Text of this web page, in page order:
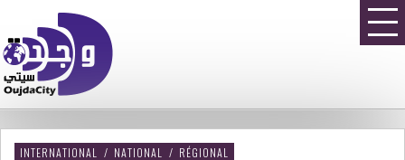
INTERNATIONAL / NATIONAL / RÉGIONAL